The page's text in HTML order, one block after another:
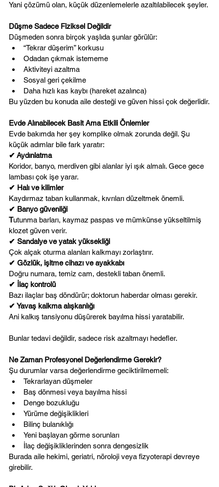
Yani çözümü olan, küçük düzenlemelerle azaltılabilecek şeyler.
Düşme Sadece Fiziksel Değildir
Düşmeden sonra birçok yaşlıda şunlar görülür:
“Tekrar düşerim” korkusu
Odadan çıkmak istememe
Aktiviteyi azaltma
Sosyal geri çekilme
Daha hızlı kas kaybı (hareket azalınca)
Bu yüzden bu konuda aile desteği ve güven hissi çok değerlidir.
Evde Alınabilecek Basit Ama Etkili Önlemler
Evde bakımda her şey komplike olmak zorunda değil. Şu
küçük adımlar bile fark yaratır:
✔ Aydınlatma
Koridor, banyo, merdiven gibi alanlar iyi ışık almalı. Gece gece
lambası çok işe yarar.
✔ Halı ve kilimler
Kaydırmaz taban kullanmak, kıvrıları düzeltmek önemli.
✔ Banyo güvenliği
Tutunma barları, kaymaz paspas ve mümkünse yükseltilmiş
klozet güven verir.
✔ Sandalye ve yatak yüksekliği
Çok alçak oturma alanları kalkmayı zorlaştırır.
✔ Gözlük, işitme cihazı ve ayakkabı
Doğru numara, temiz cam, destekli taban önemli.
✔ İlaç kontrolü
Bazı ilaçlar baş döndürür; doktorun haberdar olması gerekir.
✔ Yavaş kalkma alışkanlığı
Ani kalkış tansiyonu düşürerek bayılma hissi yaratabilir.
Bunlar tedavi değildir, sadece risk azaltmayı hedefler.
Ne Zaman Profesyonel Değerlendirme Gerekir?
Şu durumlar varsa değerlendirme geciktirilmemeli:
Tekrarlayan düşmeler
Baş dönmesi veya bayılma hissi
Denge bozukluğu
Yürüme değişiklikleri
Bilinç bulanıklığı
Yeni başlayan görme sorunları
İlaç değişikliklerinden sonra dengesizlik
Burada aile hekimi, geriatri, nöroloji veya fizyoterapi devreye
girebilir.